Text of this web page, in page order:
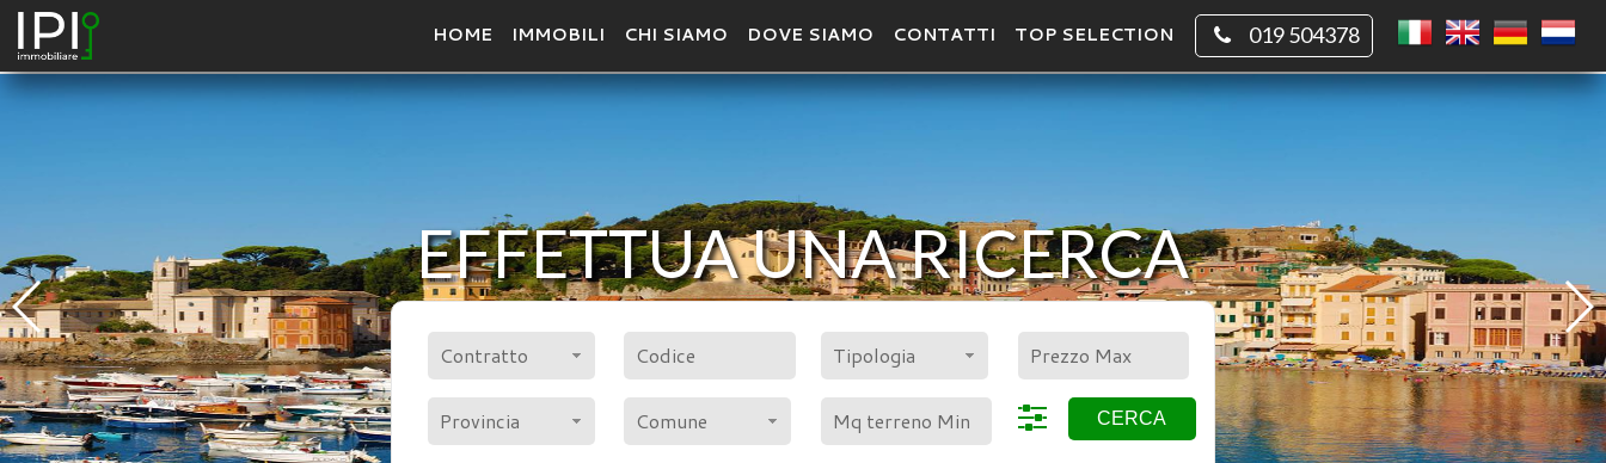
019 504378
HOME IMMOBILI CHI SIAMO DOVE SIAMO CONTATTI TOP SELECTION
EFFETTUA UNA RICERCA
Contratto Tipologia
Provincia Comune CERCA
QUADRATO
CERCHIO
POLIGONO